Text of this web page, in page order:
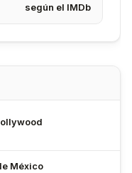
según el IMDb
México